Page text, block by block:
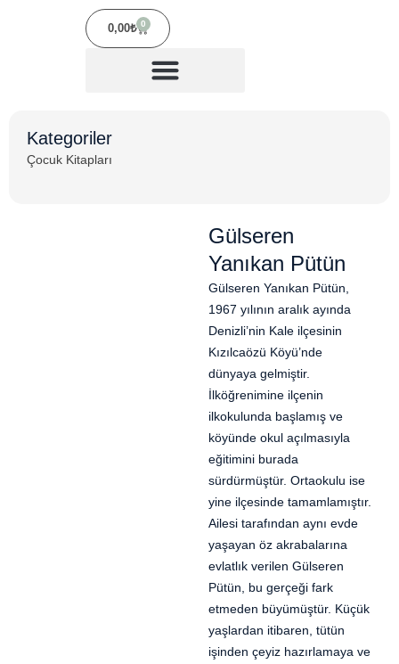
0,00₺ 0
Kategoriler
Çocuk Kitapları
Gülseren
Yanıkan Pütün
Gülseren Yanıkan Pütün,
1967 yılının aralık ayında
Denizli’nin Kale ilçesinin
Kızılcaözü Köyü’nde
dünyaya gelmiştir.
İlköğrenimine ilçenin
ilkokulunda başlamış ve
köyünde okul açılmasıyla
eğitimini burada
sürdürmüştür. Ortaokulu ise
yine ilçesinde tamamlamıştır.
Ailesi tarafından aynı evde
yaşayan öz akrabalarına
evlatlık verilen Gülseren
Pütün, bu gerçeği fark
etmeden büyümüştür. Küçük
yaşlardan itibaren, tütün
işinden çeyiz hazırlamaya ve